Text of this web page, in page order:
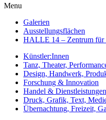
Menu
Galerien
Ausstellungsflächen
HALLE 14 – Zentrum für
Künstler:Innen
Tanz, Theater,
Design, Handwerk,
Forschung & Innovation
Handel & Dienstleistungen
Druck, Grafik, Text,
Übernachtung, Freizeit,